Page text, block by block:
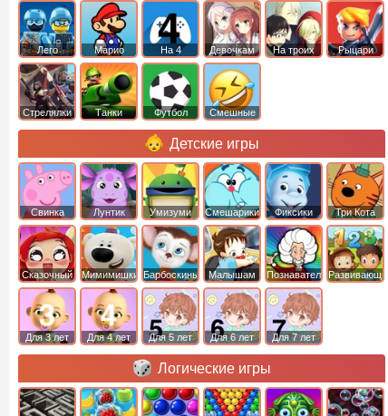
Лего Марио На 4 Девочкам На троих Рыцари
Стрелялки Танки Футбол Смешные
Детские игры
Свинка
Пеппа
Лунтик Умизуми Смешарики Фиксики Три Кота
Сказочный
патруль
Мимимишки Барбоскины Малышам ПознавательныеРазвивающие
Для 3 лет Для 4 лет Для 5 лет Для 6 лет Для 7 лет
Логические игры